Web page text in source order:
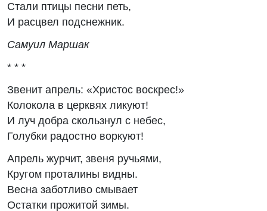
Стали птицы песни петь,
И расцвел подснежник.
Самуил Маршак
* * *
Звенит апрель: «Христос воскрес!»
Колокола в церквях ликуют!
И луч добра скользнул с небес,
Голубки радостно воркуют!
Апрель журчит, звеня ручьями,
Кругом проталины видны.
Весна заботливо смывает
Остатки прожитой зимы.